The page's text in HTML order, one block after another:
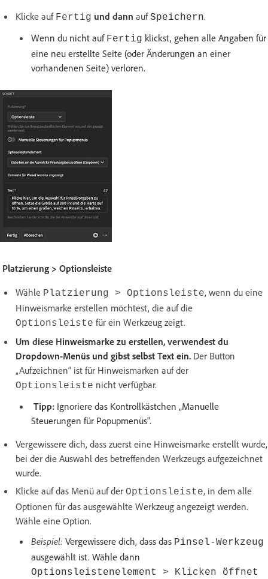
Klicke auf Fertig und dann aufSpeichern.
Wenn du nicht auf Fertig klickst, gehen alle Angaben für
eine neu erstellte Seite (oder Änderungen an einer
vorhandenen Seite) verloren.
Platzierung > Optionsleiste
Wähle Platzierung > Optionsleiste, wenn du eine
Hinweismarke erstellen möchtest, die auf die
Optionsleiste für ein Werkzeug zeigt.
Um diese Hinweismarke zu erstellen, verwendest du
Dropdown-Menüs und gibst selbst Text ein. Der Button
„Aufzeichnen“ ist für Hinweismarken auf der
Optionsleiste nicht verfügbar.
Tipp: Ignoriere das Kontrollkästchen „Manuelle
Steuerungen für Popupmenüs“.
Vergewissere dich, dass zuerst eine Hinweismarke erstellt wurde,
bei der die Auswahl des betreffenden Werkzeugs aufgezeichnet
wurde.
Klicke auf das Menü auf der Optionsleiste, in dem alle
Optionen für das ausgewählte Werkzeug angezeigt werden.
Wähle eine Option.
Beispiel: Vergewissere dich, dass das Pinsel-Werkzeug
ausgewählt ist. Wähle dann
Optionsleistenelement > Klicken öffnet